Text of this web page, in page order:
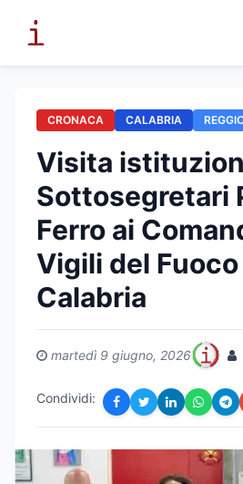
CRONACA CALABRIA
Visita
Sottosegretari
Ferro ai
Vigili del
Calabria
martedì 9 giugno, 2026
Condividi: